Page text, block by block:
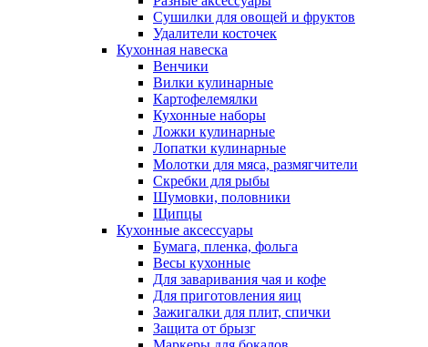
Сушилки для овощей и фруктов
Удалители косточек
Кухонная навеска
Венчики
Вилки кулинарные
Картофелемялки
Кухонные наборы
Ложки кулинарные
Лопатки кулинарные
Молотки для мяса, размягчители
Скребки для рыбы
Шумовки, половники
Щипцы
Кухонные аксессуары
Бумага, пленка, фольга
Весы кухонные
Для заваривания чая и кофе
Для приготовления яиц
Зажигалки для плит, спички
Защита от брызг